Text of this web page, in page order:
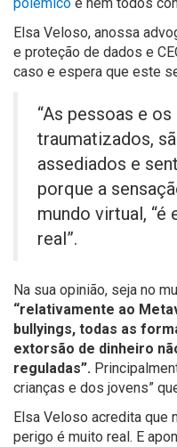
polémico e nem todos
Elsa Veloso, anossa
e proteção de dados e
caso e espera que este
“As pessoas e
traumatizados,
assediados e
porque a
mundo virtual,
real”.
Na sua opinião, seja no
“relativamente ao
bullyings, todas as
extorsão de dinheiro
reguladas”.
crianças e dos jovens”
Elsa Veloso acredita que
perigo é muito real. E